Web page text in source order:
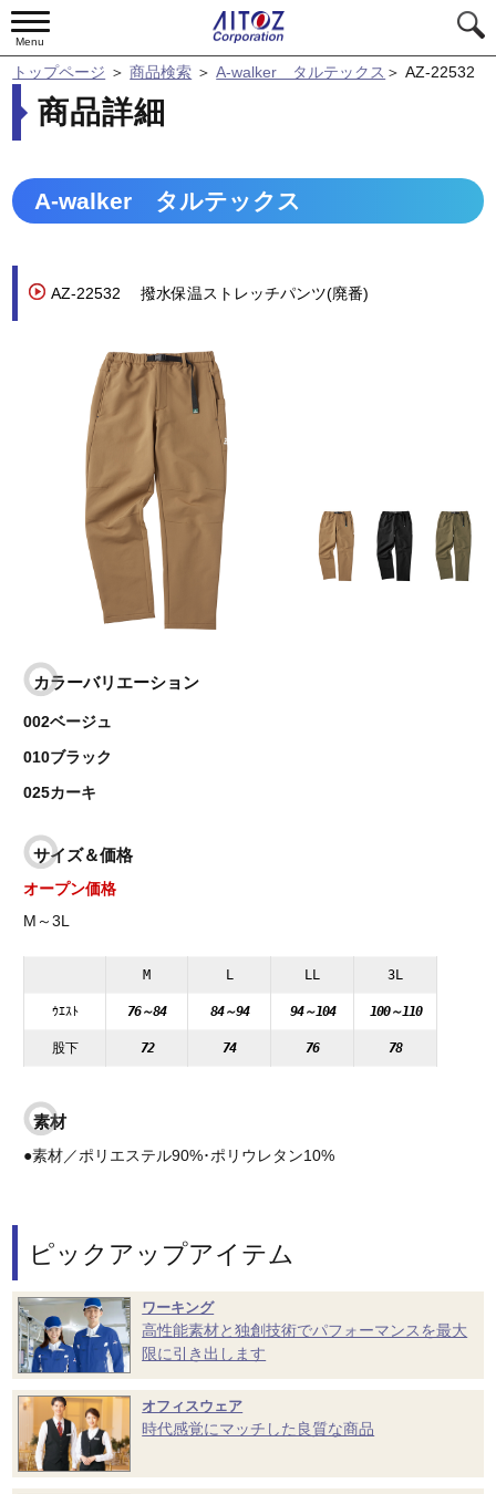
Menu
トップページ ＞商品検索 ＞ A-walker タルテックス ＞AZ-22532
商品詳細
A-walker タルテックス
AZ-22532 撥水保温ストレッチパンツ(廃番)
カラーバリエーション
002ベージュ
010ブラック
025カーキ
サイズ＆価格
オープン価格
M～3L
M L LL 3L
ｳｴｽﾄ 76～84 84～94 94～104 100～110
股下 72 74 76 78
素材
●素材／ポリエステル90%･ポリウレタン10%
ピックアップアイテム
ワーキング
高性能素材と独創技術でパフォーマンスを最大
限に引き出します
オフィスウェア
時代感覚にマッチした良質な商品